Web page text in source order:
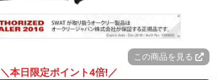
この商品を見る
＼本日限定ポイント4倍!／